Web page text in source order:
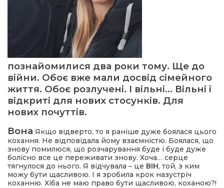
познайомилися два роки тому. Ще до
війни. Обоє вже мали досвід сімейного
життя. Обоє розлучені. І вільні… Вільні і
відкриті для нових стосунків. Для
нових почуттів.
Вона Якщо відверто, то я раніше дуже боялася цього
кохання. Не відповідала йому взаємністю. Боялася, що
знову помилюся, що розчарування буде і буде дуже
болісно все це переживати знову. Хоча… серце
тягнулося до нього. Я відчувала – це ВІН, той, з ким
можу бути щасливою. І я зробила крок назустріч
коханню. Хіба не маю право бути щасливою, коханою?!